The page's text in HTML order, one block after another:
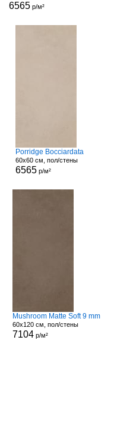
6565 р/м²
Porridge Bocciardata
60x60 см, пол/стены
6565 р/м²
Mushroom Matte Soft 9 mm
60x120 см, пол/стены
7104р/м²